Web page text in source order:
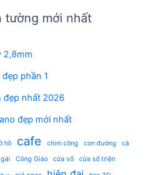
tường mới nhất
2,8mm
phần 1
đẹp nhất 2026
đẹp mới nhất
hồ cafe chim công con đường
cá
Công Giáo cửa sổ cửa sổ triện